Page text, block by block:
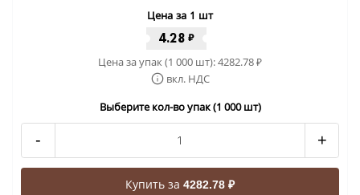
Цена за 1 шт
4.28 ₽
Цена за упак (1 000 шт):4282.78₽
вкл. НДС
Выберите кол-во упак (1 000 шт)
- +
Купить за 4282.78 ₽